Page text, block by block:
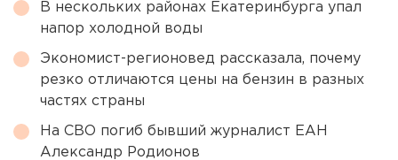
В нескольких районах Екатеринбурга упал
напор холодной воды
Экономист-регионовед рассказала, почему
резко отличаются цены на бензин в разных
частях страны
На СВО погиб бывший журналист ЕАН
Александр Родионов